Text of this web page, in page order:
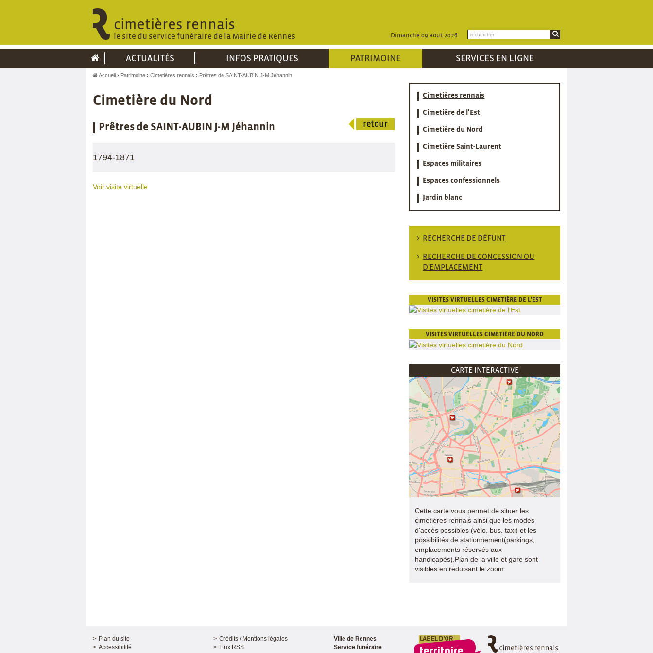
cimetières rennais
le site du service funéraire de la Mairie de Rennes Dimanche 09 aout 2026
ACTUALITÉS INFOS PRATIQUES PATRIMOINE SERVICES EN LIGNE
Accueil Patrimoine Cimetières rennais Prêtres de SAINT-AUBIN J-M Jéhannin
Cimetière du Nord
retour
Prêtres de SAINT-AUBIN J-M Jéhannin
1794-1871
Voir visite virtuelle
Cimetières rennais
Cimetière de l'Est
Cimetière du Nord
Cimetière Saint-Laurent
Espaces militaires
Espaces confessionnels
Jardin blanc
RECHERCHE DE DÉFUNT
RECHERCHE DE CONCESSION OU
D'EMPLACEMENT
VISITES VIRTUELLES CIMETIÈRE DE L'EST
VISITES VIRTUELLES CIMETIÈRE DU NORD
CARTE INTERACTIVE
Cette carte vous permet de situer les
cimetières rennais ainsi que les modes
d'accès possibles (vélo, bus, taxi) et les
possibilités de stationnement(parkings,
emplacements réservés aux
handicapés).Plan de la ville et gare sont
visibles en réduisant le zoom.
Plan du site
Accessibilité
Crédits / Mentions légales
Flux RSS
Ville de Rennes
Service funéraire